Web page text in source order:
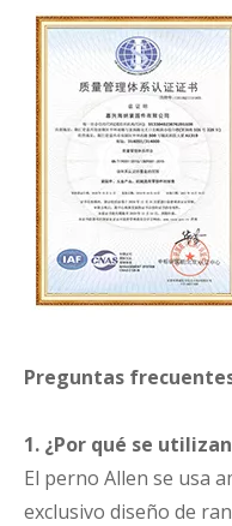
Preguntas
1. ¿Por qué se
El perno Allen se usa
exclusivo diseño de